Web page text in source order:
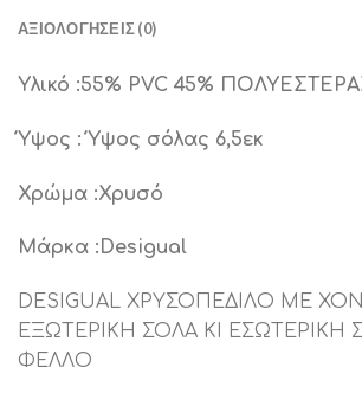
ΑΞΙΟΛΟΓΉΣΕΙΣ (0)
Υλικό :55% PVC 45%
Ύψος : Ύψος σόλας 6,5εκ
Χρώμα :Χρυσό
Μάρκα :Desigual
DESIGUAL ΧΡΥΣΟΠΕΔΙΛΟ ΜΕ
ΕΞΩΤΕΡΙΚΗ ΣΟΛΑ ΚΙ ΕΣΩΤΕΡΙΚΗ
ΦΕΛΛΟ